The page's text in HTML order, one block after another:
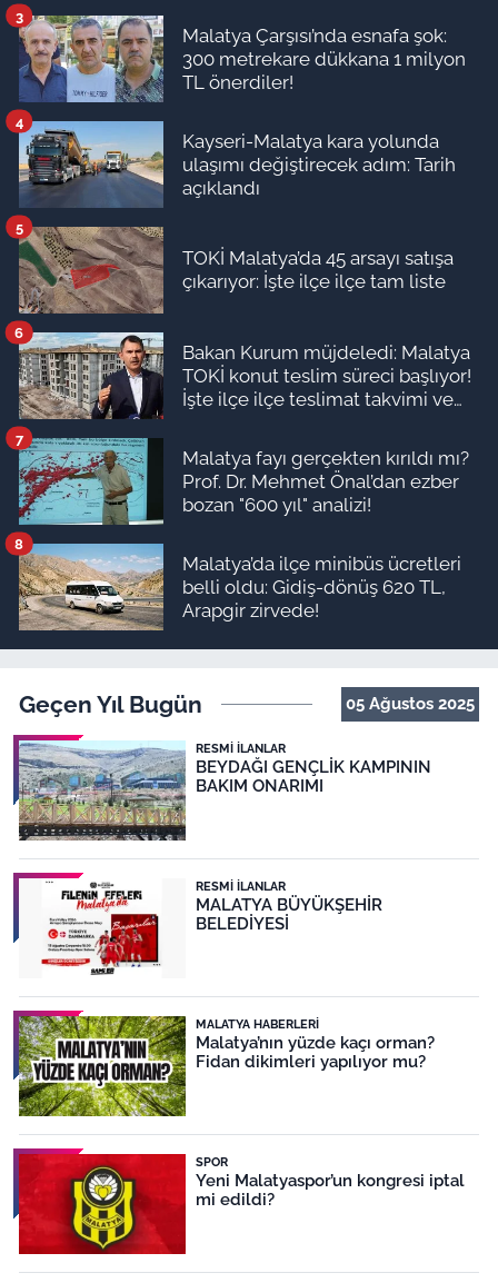
Malatya Çarşısı’nda esnafa şok:
300 metrekare dükkana 1 milyon
TL önerdiler!
3
Kayseri-Malatya kara yolunda
ulaşımı değiştirecek adım: Tarih
açıklandı
4
TOKİ Malatya’da 45 arsayı satışa
çıkarıyor: İşte ilçe ilçe tam liste
5
Bakan Kurum müjdeledi: Malatya
TOKİ konut teslim süreci başlıyor!
İşte ilçe ilçe teslimat takvimi ve
6
Malatya fayı gerçekten kırıldı mı?
Prof. Dr. Mehmet Önal’dan ezber
bozan "600 yıl" analizi!
7
Malatya’da ilçe minibüs ücretleri
belli oldu: Gidiş-dönüş 620 TL,
Arapgir zirvede!
8
Geçen Yıl Bugün 05 Ağustos 2025
RESMI İLANLAR
BEYDAĞI GENÇLİK KAMPININ
BAKIM ONARIMI
RESMI İLANLAR
MALATYA BÜYÜKŞEHİR
BELEDİYESİ
MALATYA HABERLERI
Malatya’nın yüzde kaçı orman?
Fidan dikimleri yapılıyor mu?
SPOR
Yeni Malatyaspor’un kongresi iptal
mi edildi?